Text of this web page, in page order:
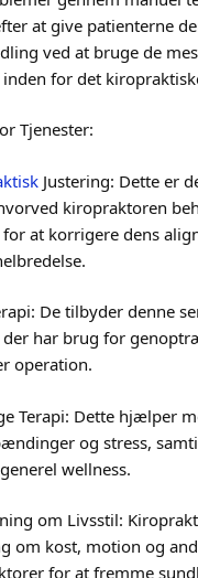
at give patienterne
ved at bruge de
for det
Tjenester:
Justering: Dette er
kiropraktoren
at korrigere dens
De tilbyder denne
der har brug for
operation.
Terapi: Dette hjælper
og stress,
wellness.
om Livsstil:
om kost, motion og
for at fremme